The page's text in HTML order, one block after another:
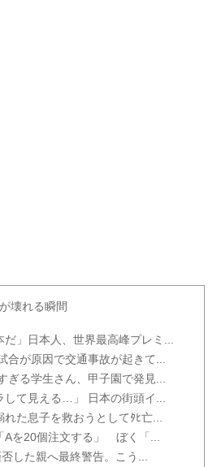
壊れる瞬間
」日本人、世界最高峰プレミ...
合が原因で交通事故が起きて...
ぎる学生さん、甲子園で発見...
て見える…」 日本の街頭イ...
れた息子を救おうとしてﾀﾋ亡...
Aを20個注文する」 ぼく「...
した親へ最終警告。こう...